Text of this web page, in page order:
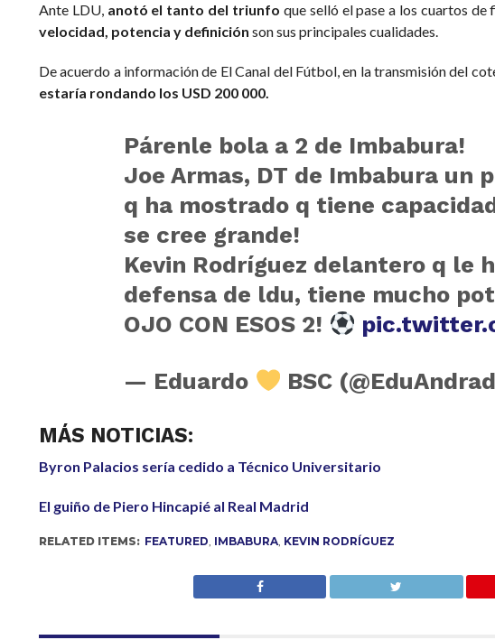
Ante LDU, anotó el tanto del triunfo que selló el pase a los cuartos
velocidad, potencia y definición son sus principales cualidades.
De acuerdo a información de El Canal del Fútbol, en la transmisión del
estaría rondando los USD 200 000.
Párenle bola a 2 de Imbabura!
Joe Armas, DT de Imbabura un
q ha mostrado q tiene
se cree grande!
Kevin Rodríguez delantero q le
defensa de ldu, tiene mucho
OJO CON ESOS 2!
— Eduardo BSC
MÁS NOTICIAS:
Byron Palacios sería cedido a Técnico Universitario
El guiño de Piero Hincapié al Real Madrid
RELATED ITEMS: FEATURED, IMBABURA, KEVIN RODRÍGUEZ